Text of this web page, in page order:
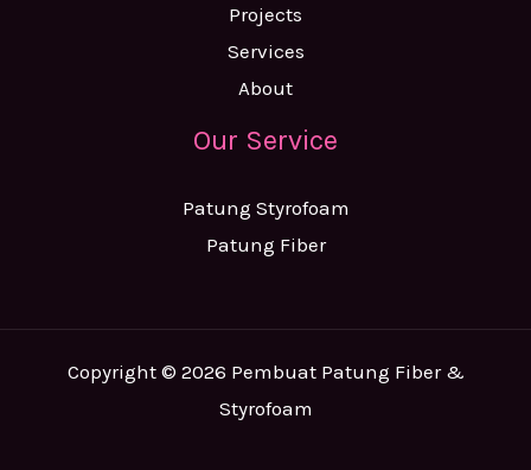
Projects
Services
About
Our Service
Patung Styrofoam
Patung Fiber
Copyright © 2026 Pembuat Patung Fiber &
Styrofoam